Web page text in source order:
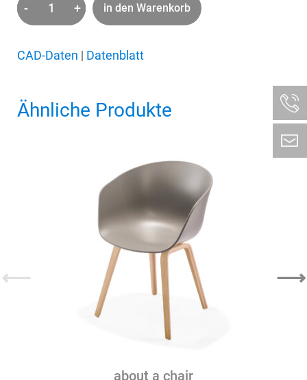
-
about
chair
+ in den Warenkorb
CAD-Daten | Datenblatt
Ähnliche Produkte
about a chair
⟵ ⟶